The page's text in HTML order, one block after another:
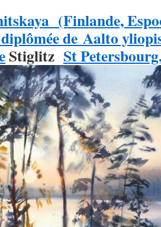
(Finlande,
de Aalto
Stiglitz St